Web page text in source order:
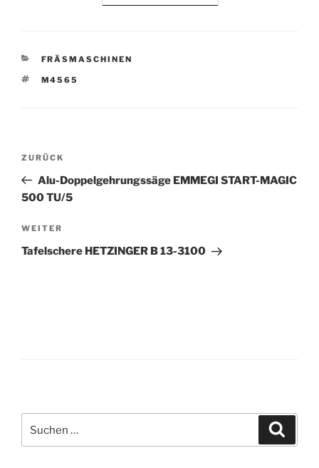
KATEGORIEN
FRÄSMASCHINEN
SCHLAGWÖRTER
M4565
Beitrags-
Vorheriger
Beitrag
ZURÜCK
Alu-Doppelgehrungssäge EMMEGI START-MAGIC
500 TU/5
Nächster
Beitrag
WEITER
Tafelschere HETZINGER B 13-3100
nach: